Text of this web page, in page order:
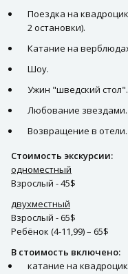
Поездка на
2 остановки).
Катание на
Шоу.
Ужин "шведский стол".
Любование звездами.
Возвращение в отели.
Стоимость экскурсии:
одноместный
Взрослый - 45$
двухместный
Взрослый - 65$
Ребёнок (4-11,99) – 65$
В стоимость включено:
катание на